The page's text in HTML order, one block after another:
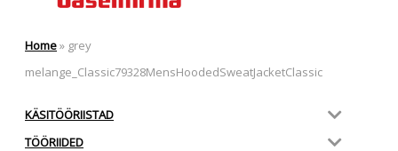
Home» grey
melange_Classic79328MensHoodedSweatJacketClassic
KÄSITÖÖRIISTAD
TÖÖRIIDED